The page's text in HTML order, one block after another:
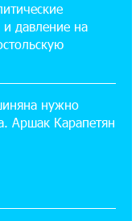
Когда-
армянин, но
тему Геноцида
что для него
и давление на
нужно
Аршак Карапетян